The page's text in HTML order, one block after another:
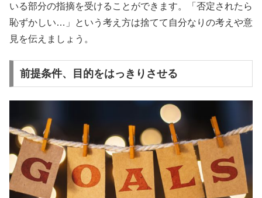
いる部分の指摘を受けることができます。「否定されたら
恥ずかしい…」という考え方は捨てて自分なりの考えや意
見を伝えましょう。
前提条件、目的をはっきりさせる